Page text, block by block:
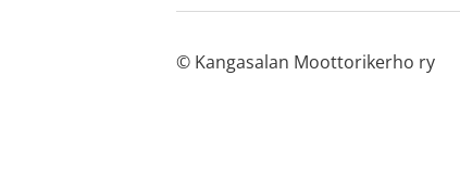
© Kangasalan Moottorikerho ry